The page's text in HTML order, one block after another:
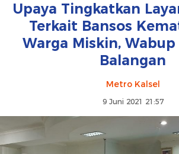
Upaya Tingkatkan
Terkait Bansos
Warga Miskin,
Balangan
Metro Kalsel
9 Juni 2021 21:57